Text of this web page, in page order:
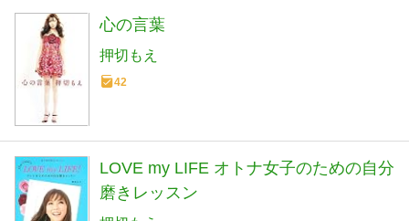
心の言葉
押切もえ
42
LOVE my LIFE オトナ女子のための自分
磨きレッスン